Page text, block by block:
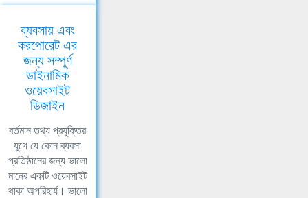
ব্যবসায় এবং
করপোরেট এর
জন্য সম্পূর্ণ
ডাইনামিক
ওয়েবসাইট
ডিজাইন
বর্তমান তথ্য প্রযুক্তির
যুগে যে কোন ব্যবসা
প্রতিষ্ঠানের জন্য ভালো
মানের একটি ওয়েবসাইট
থাকা অপরিহার্য। ভালো